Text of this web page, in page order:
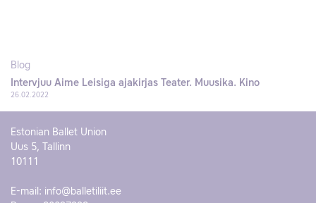
Blog
Intervjuu Aime Leisiga ajakirjas Teater. Muusika. Kino
26.02.2022
Estonian Ballet Union
Uus 5, Tallinn
10111
E-mail: info@balletiliit.ee